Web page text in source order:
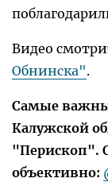
Видео
Обнинска".
Самые
Калужской
"Перископ".
объективно: